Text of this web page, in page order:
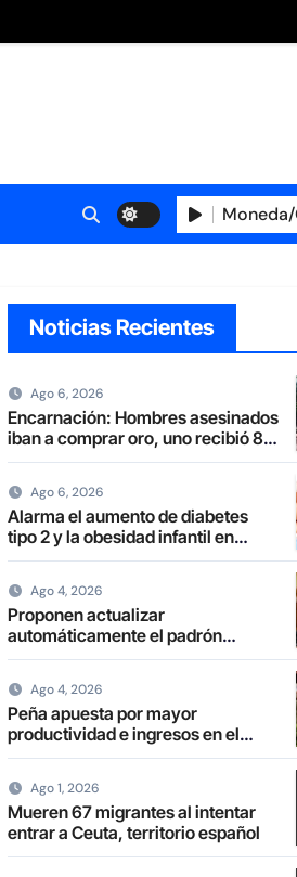
Noticias Recientes
Ago 6, 2026
Encarnación: Hombres asesinados
iban a comprar oro, uno recibió 8
balazos y otro uno en la boca
Ago 6, 2026
Alarma el aumento de diabetes
tipo 2 y la obesidad infantil en
Paraguay
Ago 4, 2026
Proponen actualizar
automáticamente el padrón
electoral de paraguayos radicados
Ago 4, 2026
Peña apuesta por mayor
productividad e ingresos en el
campo con transformación de la
Ago 1, 2026
Mueren 67 migrantes al intentar
entrar a Ceuta, territorio español